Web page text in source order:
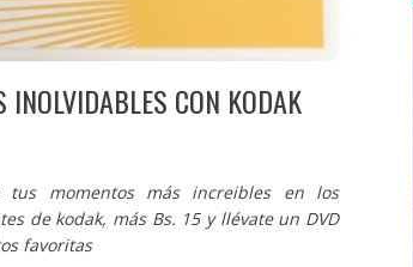
CON KODAK
tus momentos más increibles en los
de kodak, más Bs. 15 y llévate un DVD
favoritas